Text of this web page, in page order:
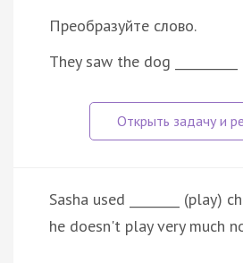
Преобразуйте слово.
They saw the dog
Sasha used ________ (play)
he doesn't play very much